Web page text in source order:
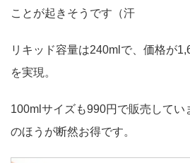
ことが起きそうです（汗
リキッド容量は240mlで、価格が
を実現。
100mlサイズも990円で販売してい
のほうが断然お得です。